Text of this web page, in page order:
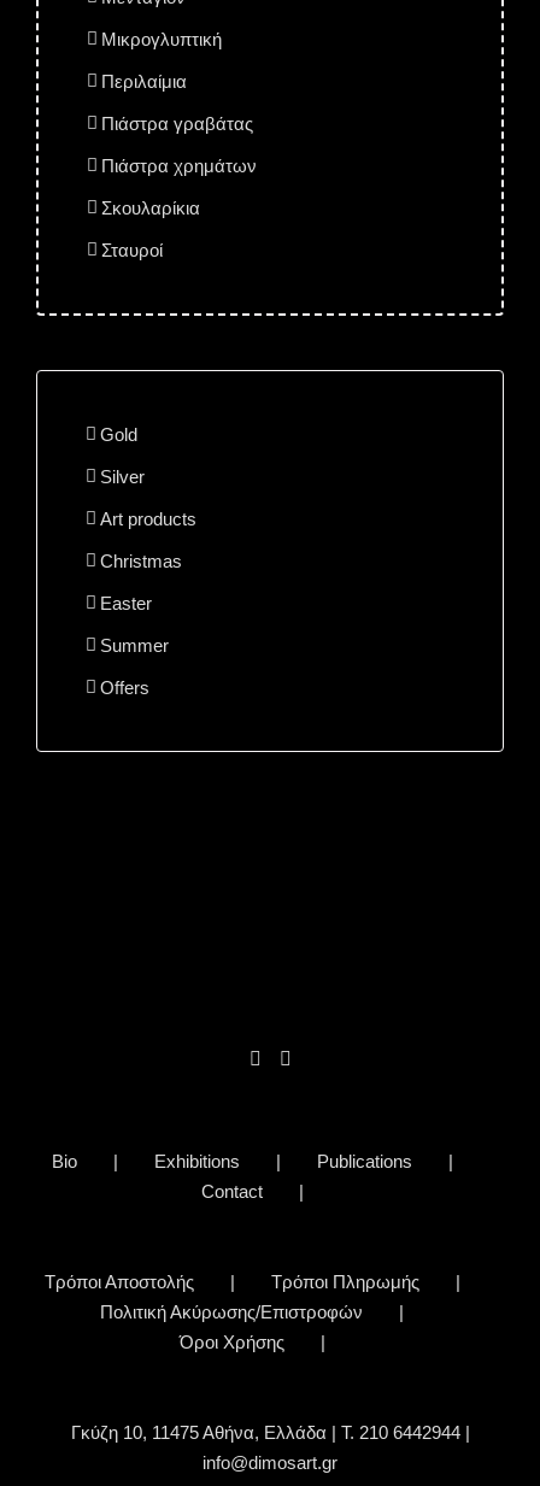
Μικρογλυπτική
Περιλαίμια
Πιάστρα γραβάτας
Πιάστρα χρημάτων
Σκουλαρίκια
Σταυροί
Gold
Silver
Art products
Christmas
Easter
Summer
Offers
Bio Exhibitions
Publications
Contact
Τρόποι Αποστολής
Τρόποι Πληρωμής
Πολιτική Ακύρωσης/Επιστροφών
Όροι Χρήσης
Γκύζη 10, 11475 Αθήνα, Ελλάδα | Τ. 210 6442944 |
info@dimosart.gr